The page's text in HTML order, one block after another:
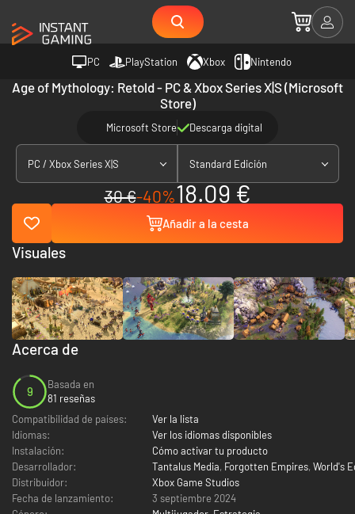
PC PlayStation Xbox Nintendo
Age of Mythology: Retold - PC & Xbox Series X|S (Microsoft
Store)
Microsoft Store Descarga digital
PC / Xbox Series X|S Standard Edición
30 €-40%18.09 €
Añadir a la cesta
Acerca de
9
Basada en
81 reseñas
Compatibilidad de países:
Ver la lista
Idiomas:
Ver los idiomas disponibles
Instalación:
Cómo activar tu producto
Desarrollador:
Tantalus Media, Forgotten Empires, World's
Distribuidor:
Xbox Game Studios
Fecha de lanzamiento:
3 septiembre 2024
Visuales